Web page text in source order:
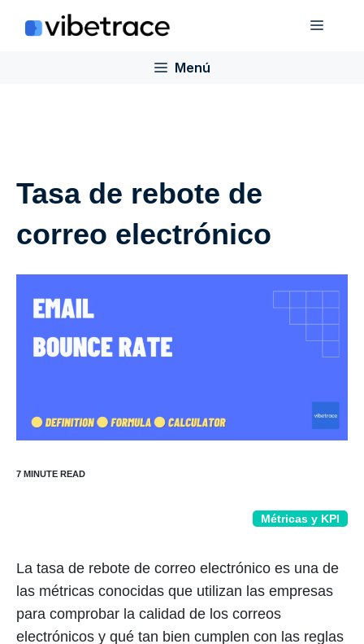
Menú
Menú
Tasa de rebote de
correo electrónico
Métricas y KPI
La tasa de rebote de correo electrónico es una de
las métricas conocidas que utilizan las empresas
para comprobar la calidad de los correos
electrónicos y qué tan bien cumplen con las reglas